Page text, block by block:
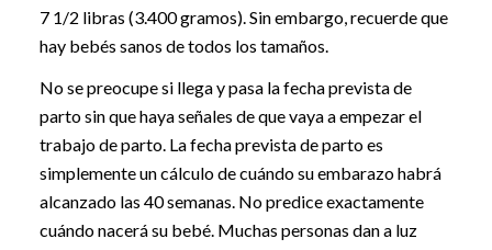
7 1/2 libras (3.400 gramos). Sin embargo, recuerde que
hay bebés sanos de todos los tamaños.
No se preocupe si llega y pasa la fecha prevista de
parto sin que haya señales de que vaya a empezar el
trabajo de parto. La fecha prevista de parto es
simplemente un cálculo de cuándo su embarazo habrá
alcanzado las 40 semanas. No predice exactamente
cuándo nacerá su bebé. Muchas personas dan a luz